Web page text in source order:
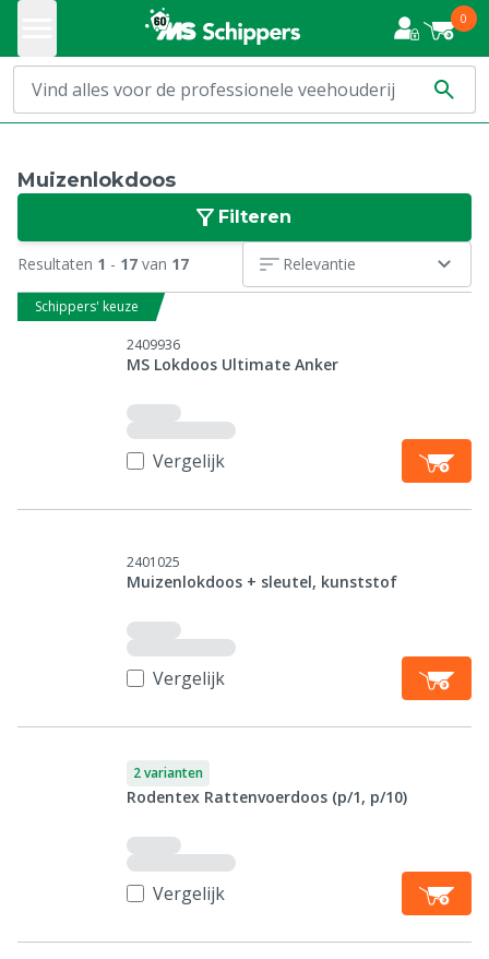
0
Muizenlokdoos
Filteren
Resultaten 1 - 17 van 17 Relevantie
Schippers' keuze
2409936
MS Lokdoos Ultimate Anker
Vergelijk
2401025
Muizenlokdoos + sleutel, kunststof
Vergelijk
2 varianten
Rodentex Rattenvoerdoos (p/1, p/10)
Vergelijk